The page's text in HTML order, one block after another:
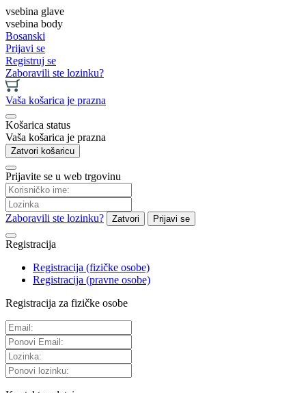
vsebina glave
vsebina body
Bosanski
Prijavi se
Registruj se
Zaboravili ste lozinku?
Vaša košarica je prazna
Košarica status
Vaša košarica je prazna
Zatvori košaricu
Prijavite se u web trgovinu
Zaboravili ste lozinku? Zatvori Prijavi se
Registracija
Registracija (fizičke osobe)
Registracija (pravne osobe)
Registracija za fizičke osobe